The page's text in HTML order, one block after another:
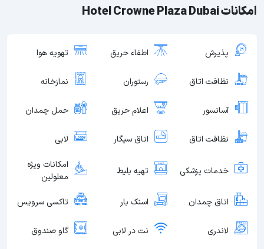
امکانات Hotel Crowne Plaza Dubai
پذیرش اطفاء حریق تهویه هوا
نظافت اتاق رستوران نمازخانه
آسانسور اعلام حریق حمل چمدان
نظافت اتاق اتاق سیگار لابی
خدمات پزشکی تهیه بلیط
امکانات ویژه
معلولین
اتاق چمدان اسنک بار تاکسی سرویس
لاندری نت در لابی گاو صندوق